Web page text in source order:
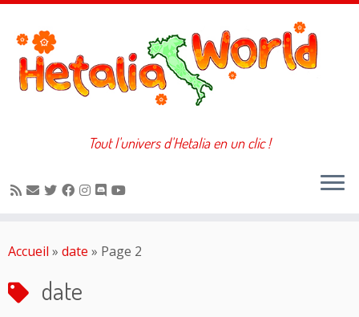
au
Tout l'univers d'Hetalia en un clic !
Accueil » date » Page 2
date